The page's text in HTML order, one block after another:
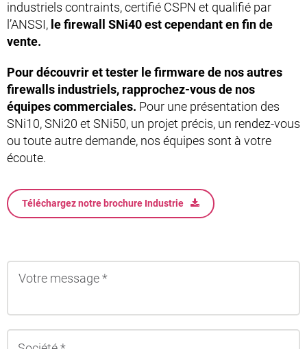
industriels contraints, certifié CSPN et qualifié par
l’ANSSI, le firewall SNi40 est cependant en fin de
vente.
Pour découvrir et tester le firmware de nos autres
firewalls industriels, rapprochez-vous de nos
équipes commerciales. Pour une présentation des
SNi10, SNi20 et SNi50, un projet précis, un rendez-vous
ou toute autre demande, nos équipes sont à votre
écoute.
Téléchargez notre brochure Industrie